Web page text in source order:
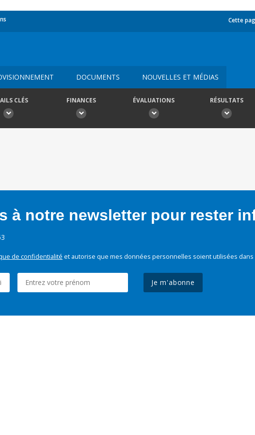
Cette
DOCUMENTS NOUVELLES ET MÉDIAS
CLÉS FINANCES ÉVALUATIONS RÉSULTATS
à notre newsletter pour rester
de confidentialité et autorise que mes données personnelles soient utilisées
Je m'abonne